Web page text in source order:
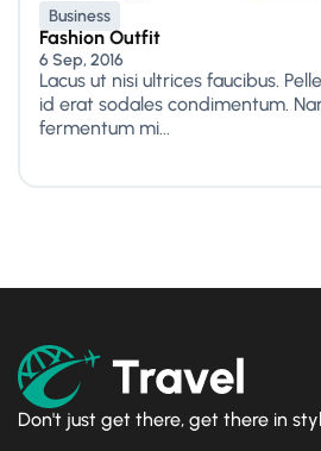
Business
Fashion Outfit
6 Sep, 2016
Lacus ut nisi ultrices faucibus.
id erat sodales condimentum.
fermentum mi...
Don't just get there, get there in